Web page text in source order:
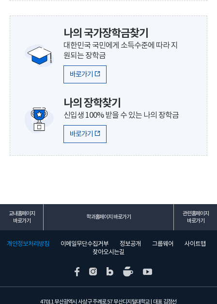
나의 국가장학금찾기
대한민국 국민에게 소득수준에 따라 지
원되는 장학금
바로가기
나의 장학찾기
신입생 100% 받을 수 있는 나의 장학금
바로가기
교내홈페이지
바로가기
학과홈페이지 바로가기
관련홈페이지
바로가기
개인정보처리방침 이메일무단수집거부 정보공개 그룹웨어
사이트맵
찾아오시는길
47011 부산광역시 사상구 주례로 57 부산디지털대학교 | 대표 김정선